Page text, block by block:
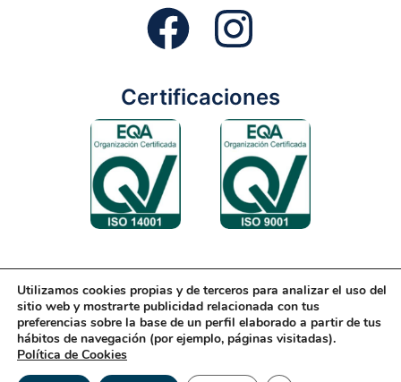
Certificaciones
Aviso Legal Condiciones Generales
Diseño Web
Política de Cookies
Política de Gestión
Política de Privacidad
Utilizamos cookies propias y de terceros para analizar el uso del
sitio web y mostrarte publicidad relacionada con tus
preferencias sobre la base de un perfil elaborado a partir de tus
hábitos de navegación (por ejemplo, páginas visitadas).
Política de Cookies